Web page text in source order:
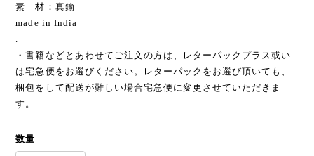
素 材：真鍮
made in India
・書籍などとあわせてご注文の方は、レターパックプラス或い
は宅急便をお選びください。レターパックをお選び頂いても、
梱包をして配送が難しい場合宅急便に変更させていただきま
す。
数量